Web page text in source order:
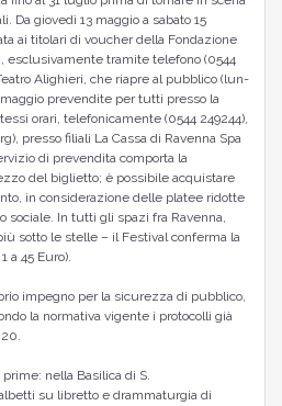
Da giovedì 13 maggio a sabato 15
ai titolari di voucher della Fondazione
esclusivamente tramite telefono (0544
Alighieri, che riapre al pubblico (lun-
maggio prevendite per tutti presso la
orari, telefonicamente (0544 249244),
), presso filiali La Cassa di Ravenna Spa
di prevendita comporta la
del biglietto; è possibile acquistare
in considerazione delle platee ridotte
sociale. In tutti gli spazi fra Ravenna,
sotto le stelle – il Festival conferma la
a 45 Euro).
impegno per la sicurezza di pubblico,
la normativa vigente i protocolli già
prime: nella Basilica di S.
su libretto e drammaturgia di